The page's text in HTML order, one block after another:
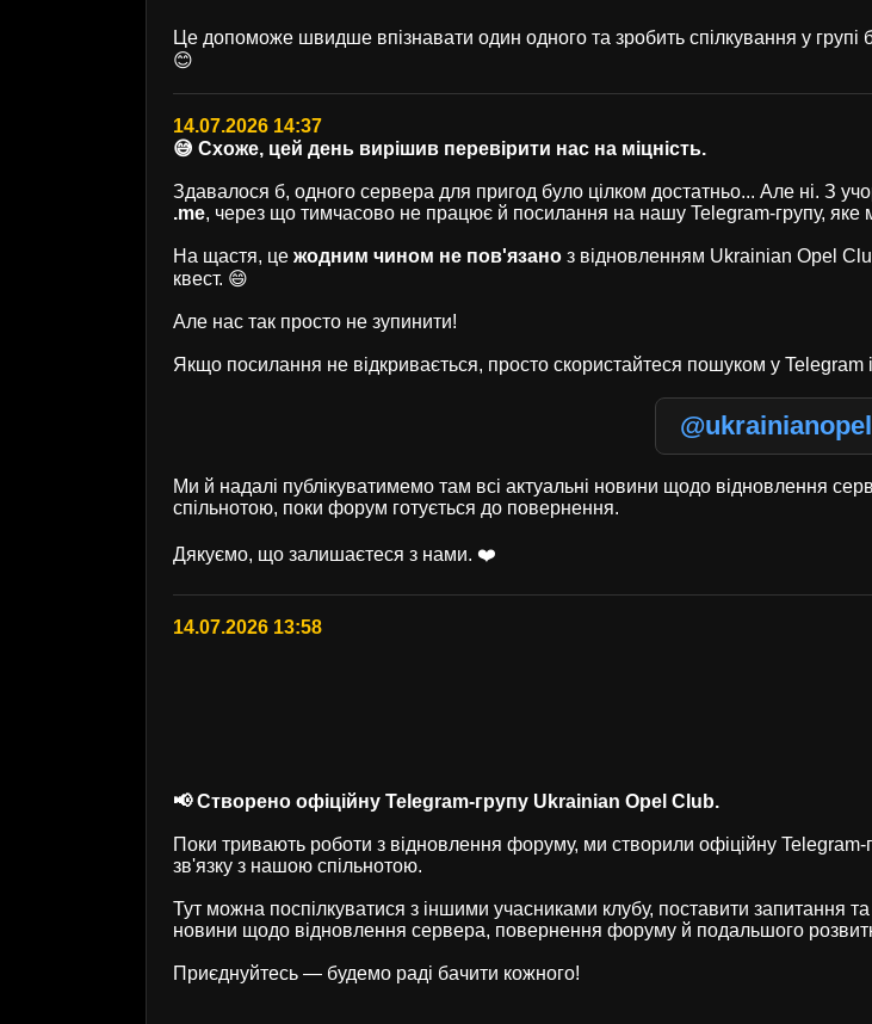
Це допоможе швидше впізнавати один одного та зробить спілкування у
😊
14.07.2026 14:37
😅 Схоже, цей день вирішив перевірити нас на міцність.
Здавалося б, одного сервера для пригод було цілком достатньо... Але ні. З
.me, через що тимчасово не працює й посилання на нашу Telegram-групу, яке
На щастя, це жодним чином не пов'язано з відновленням Ukrainian Opel
квест. 😄
Але нас так просто не зупинити!
Якщо посилання не відкривається, просто скористайтеся пошуком у Telegram і
Ми й надалі публікуватимемо там всі актуальні новини щодо відновлення
спільнотою, поки форум готується до повернення.
Дякуємо, що залишаєтеся з нами. ❤️
14.07.2026 13:58
📢 Створено офіційну Telegram-групу Ukrainian Opel Club.
Поки тривають роботи з відновлення форуму, ми створили офіційну
зв'язку з нашою спільнотою.
Тут можна поспілкуватися з іншими учасниками клубу, поставити запитання
новини щодо відновлення сервера, повернення форуму й подальшого
Приєднуйтесь — будемо раді бачити кожного!